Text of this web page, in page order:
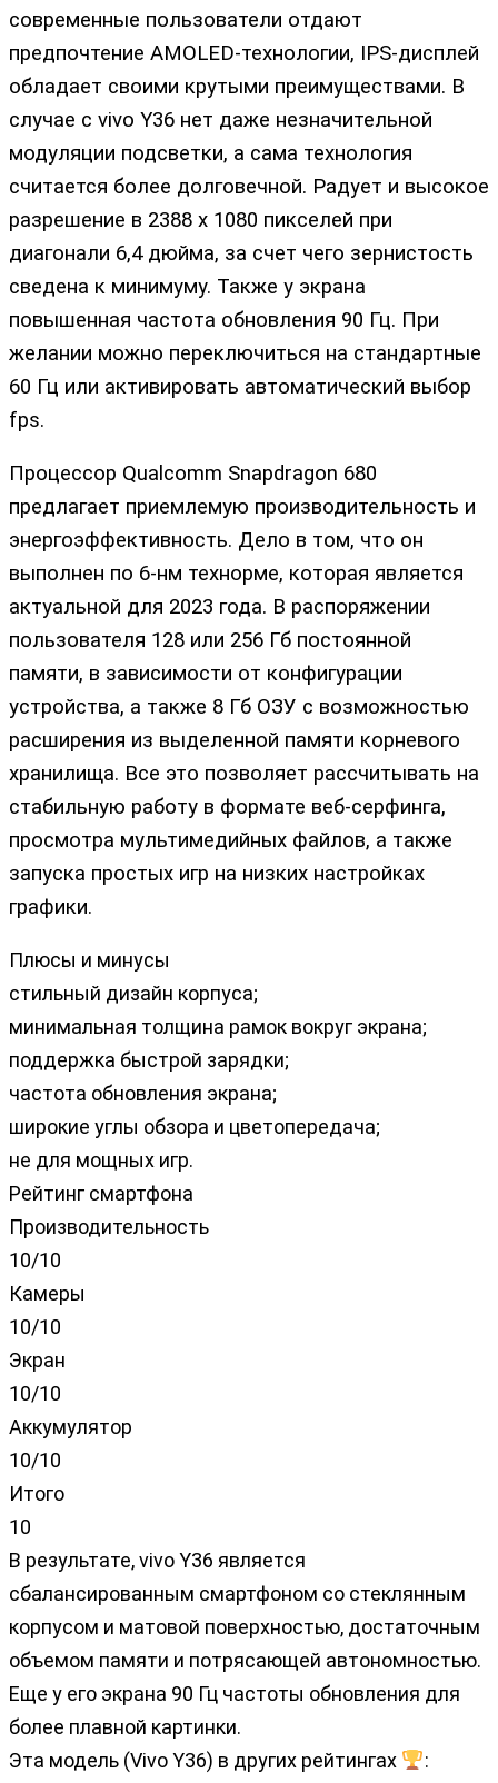
современные пользователи отдают
предпочтение AMOLED-технологии, IPS-дисплей
обладает своими крутыми преимуществами. В
случае с vivo Y36 нет даже незначительной
модуляции подсветки, а сама технология
считается более долговечной. Радует и высокое
разрешение в 2388 х 1080 пикселей при
диагонали 6,4 дюйма, за счет чего зернистость
сведена к минимуму. Также у экрана
повышенная частота обновления 90 Гц. При
желании можно переключиться на стандартные
60 Гц или активировать автоматический выбор
fps.
Процессор Qualcomm Snapdragon 680
предлагает приемлемую производительность и
энергоэффективность. Дело в том, что он
выполнен по 6-нм технорме, которая является
актуальной для 2023 года. В распоряжении
пользователя 128 или 256 Гб постоянной
памяти, в зависимости от конфигурации
устройства, а также 8 Гб ОЗУ с возможностью
расширения из выделенной памяти корневого
хранилища. Все это позволяет рассчитывать на
стабильную работу в формате веб-серфинга,
просмотра мультимедийных файлов, а также
запуска простых игр на низких настройках
графики.
Плюсы и минусы
стильный дизайн корпуса;
минимальная толщина рамок вокруг экрана;
поддержка быстрой зарядки;
частота обновления экрана;
широкие углы обзора и цветопередача;
не для мощных игр.
Рейтинг смартфона
Производительность
10/10
Камеры
10/10
Экран
10/10
Аккумулятор
10/10
Итого
10
В результате, vivo Y36 является
сбалансированным смартфоном со стеклянным
корпусом и матовой поверхностью, достаточным
объемом памяти и потрясающей автономностью.
Еще у его экрана 90 Гц частоты обновления для
более плавной картинки.
Эта модель (Vivo Y36) в других рейтингах
: